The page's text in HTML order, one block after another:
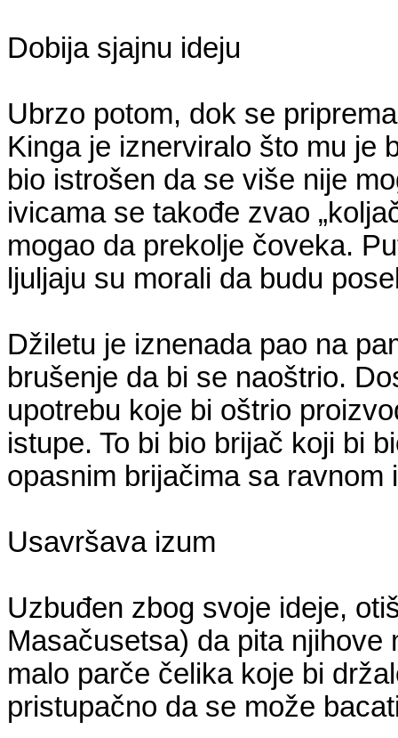
Dobija sjajnu ideju
Ubrzo potom, dok se
Kinga je iznerviralo što mu je
bio istrošen da se više nije
ivicama se takođe zvao
mogao da prekolje čoveka.
ljuljaju su morali da budu
Džiletu je iznenada pao na
brušenje da bi se naoštrio.
upotrebu koje bi oštrio
istupe. To bi bio brijač koji bi
opasnim brijačima sa ravnom
Usavršava izum
Uzbuđen zbog svoje ideje,
Masačusetsa) da pita njihove
malo parče čelika koje bi
pristupačno da se može